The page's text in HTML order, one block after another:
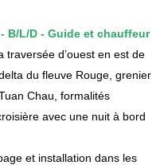
B/L/D - Guide et chauffeur
traversée d’ouest en est de
du fleuve Rouge, grenier
Chau, formalités
avec une nuit à bord
et installation dans les